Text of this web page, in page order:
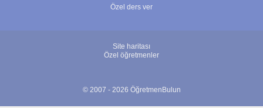
Özel ders ver
Site haritası
Özel öğretmenler
© 2007 - 2026 ÖğretmenBulun